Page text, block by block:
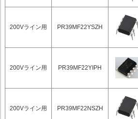
200Vライン用 PR39MF22YSZH
200Vライン用 PR39MF22YIPH
200Vライン用 PR39MF22NSZH